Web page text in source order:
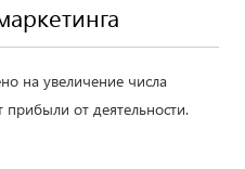
на увеличение числа
прибыли от деятельности.